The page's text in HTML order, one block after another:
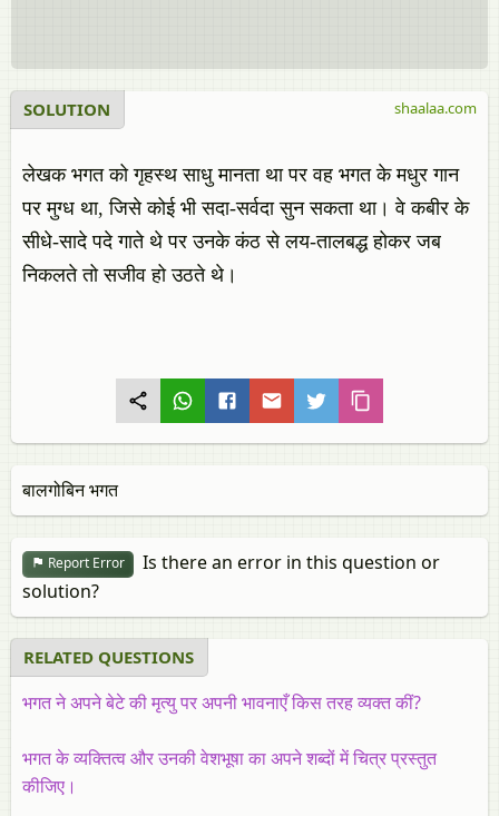
SOLUTION
लेखक भगत को गृहस्थ साधु मानता था पर वह भगत के मधुर गान
पर मुग्ध था, जिसे कोई भी सदा-सर्वदा सुन सकता था। वे कबीर के
सीधे-सादे पदे गाते थे पर उनके कंठ से लय-तालबद्ध होकर जब
निकलते तो सजीव हो उठते थे।
shaalaa.com
बालगोबिन भगत
Report Error
Is there an error in this question or
solution?
RELATED QUESTIONS
भगत ने अपने बेटे की मृत्यु पर अपनी भावनाएँ किस तरह व्यक्त कीं?
भगत के व्यक्तित्व और उनकी वेशभूषा का अपने शब्दों में चित्र प्रस्तुत
कीजिए।